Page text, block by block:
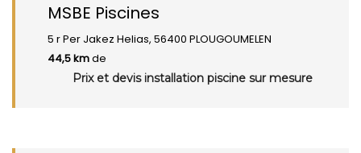
MSBE Piscines
5 r Per Jakez Helias, 56400 PLOUGOUMELEN
44,5 kmde
Prix et devis installation piscine sur mesure